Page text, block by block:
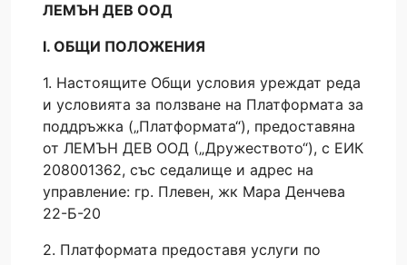
ЛЕМЪН ДЕВ ООД
I. ОБЩИ ПОЛОЖЕНИЯ
1. Настоящите Общи условия уреждат реда
и условията за ползване на Платформата за
поддръжка („Платформата“), предоставяна
от ЛЕМЪН ДЕВ ООД („Дружеството“), с ЕИК
208001362, със седалище и адрес на
управление: гр. Плевен, жк Мара Денчева
22-Б-20
2. Платформата предоставя услуги по